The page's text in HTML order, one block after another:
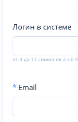
Логин в системе
от 3 до 13 символов a-z,0-9
* Email